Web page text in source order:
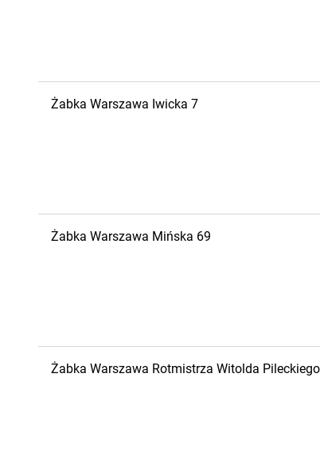
Żabka Warszawa Iwicka 7
Żabka Warszawa Mińska 69
Żabka Warszawa Rotmistrza Witolda